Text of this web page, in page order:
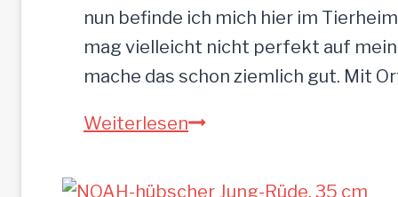
nun befinde ich mich hier im
mag vielleicht nicht perfekt auf
mache das schon ziemlich gut. Mit
WeiterlesenS
n